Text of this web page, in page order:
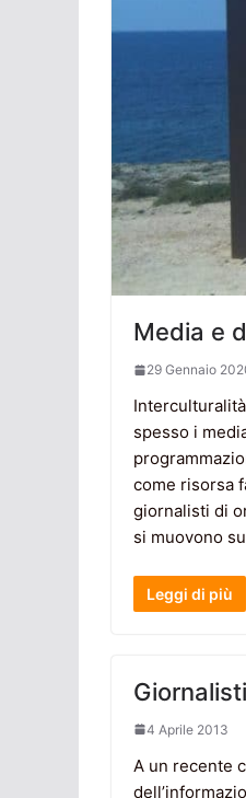
Media e
29 Gennaio
spesso i
come risorsa
giornalisti di
si muovono
Leggi di più
4 Aprile 2013
A un recente